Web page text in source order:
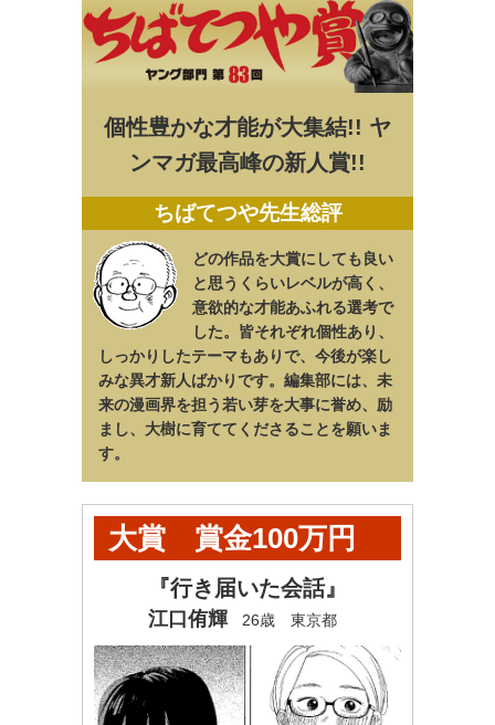
個性豊かな才能が大集結!! ヤ
ンマガ最高峰の新人賞!!
ちばてつや先生総評
どの作品を大賞にしても良い
と思うくらいレベルが高く、
意欲的な才能あふれる選考で
した。皆それぞれ個性あり、
しっかりしたテーマもありで、今後が楽し
みな異才新人ばかりです。編集部には、未
来の漫画界を担う若い芽を大事に誉め、励
まし、大樹に育ててくださることを願いま
す。
大賞 賞金100万円
+ヤンマガ奨学金60万
『行き届いた会話』
江口侑輝 26歳 東京都